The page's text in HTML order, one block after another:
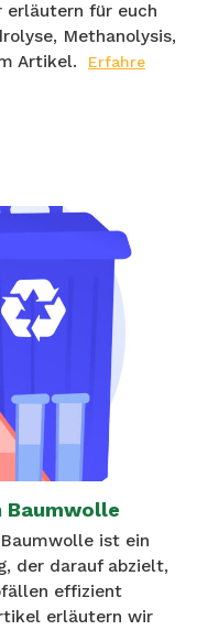
erläutern für euch
Methanolysis,
Artikel.
Erfahre
Baumwolle
ist ein
der darauf abzielt,
effizient
erläutern wir